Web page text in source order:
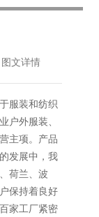
图文详情
服装和纺织
户外服装、
主项。产品
发展中，我
荷兰、波
保持着良好
家工厂紧密